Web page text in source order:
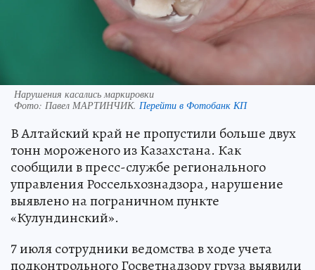
Нарушения касались маркировки
Фото: Павел МАРТИНЧИК. Перейти в Фотобанк КП
В Алтайский край не пропустили больше двух
тонн мороженого из Казахстана. Как
сообщили в пресс-службе регионального
управления Россельхознадзора, нарушение
выявлено на пограничном пункте
«Кулундинский».
7 июля сотрудники ведомства в ходе учета
подконтрольного Госветнадзору груза выявили